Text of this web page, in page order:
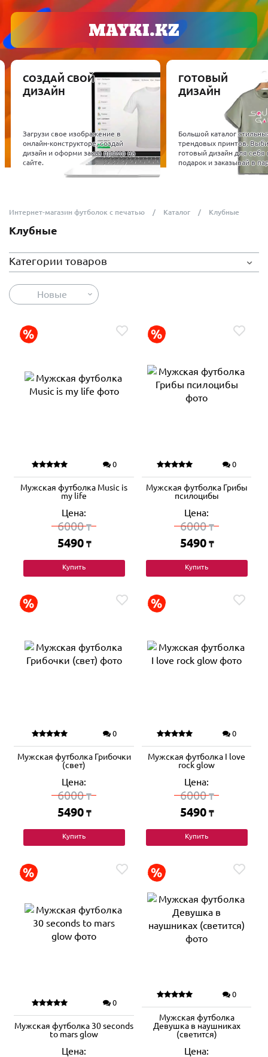
СОЗДАЙ СВОЙ
ДИЗАЙН
Загрузи свое изображение в
онлайн-конструкторе, создай
дизайн и оформи заказ прямо на
сайте.
ГОТОВЫЙ
ДИЗАЙН
Большой каталог
трендовых принтов.
готовый дизайн для себя
подарок и заказывай в
Интернет-магазин футболок с печатью Каталог Клубные
Клубные
Категории товаров
Новые
0
Мужская футболка Music is
my life
Цена:
6000₸
5490 ₸
Купить
0
Мужская футболка Грибы
псилоцибы
Цена:
6000₸
5490 ₸
Купить
0
Мужская футболка Грибочки
(свет)
Цена:
6000₸
5490 ₸
Купить
0
Мужская футболка I love
rock glow
Цена:
6000₸
5490 ₸
Купить
0
Мужская футболка 30 seconds
to mars glow
Цена:
0
Мужская футболка
Девушка в наушниках
(светится)
Цена: